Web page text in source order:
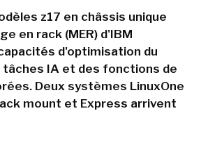
z17 en châssis unique
en rack (MER) d'IBM
d'optimisation du
IA et des fonctions de
Deux systèmes LinuxOne
mount et Express arrivent